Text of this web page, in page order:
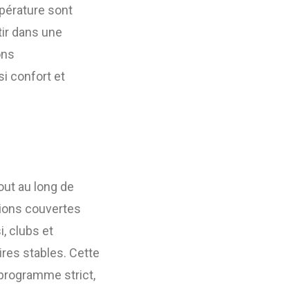
sont
dans une
confort et
au long de
couvertes
clubs et
stables. Cette
strict,